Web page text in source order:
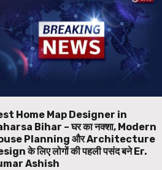
Home Map Designer in
Bihar – घर का नक्शा, Modern
Planning और Architecture
के लिए लोगों की पहली पसंद बने Er.
Ashish